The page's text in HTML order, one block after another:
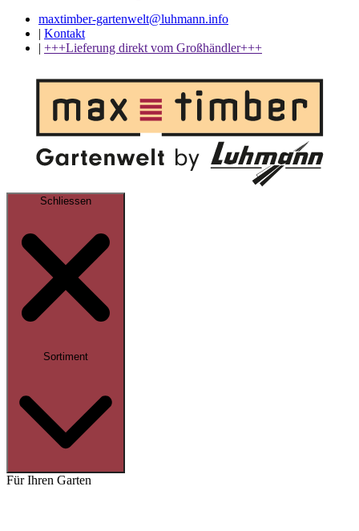
maxtimber-gartenwelt@luhmann.info
| Kontakt
| +++Lieferung direkt vom Großhändler+++
Schliessen
Sortiment
Für Ihren Garten